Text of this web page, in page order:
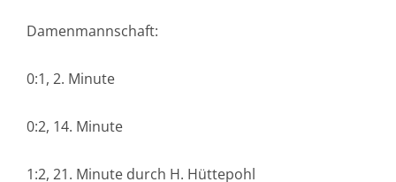
Damenmannschaft:
0:1, 2. Minute
0:2, 14. Minute
1:2, 21. Minute durch H. Hüttepohl